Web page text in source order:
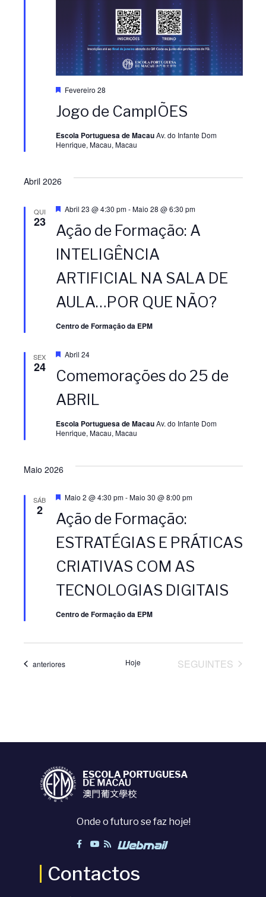
Jogo de CampIÕES
D
s
t
q
u
Fevereiro 28
Escola Portuguesa de MacauAv. do Infante Dom
Henrique, Macau, Macau
Abril 2026
QUI
23
Ação de Formação: A
INTELIGÊNCIA
ARTIFICIAL NA SALA DE
AULA…POR QUE NÃO?
D
s
t
q
e
Abril 23 @ 4:30 pm-Maio 28 @ 6:30 pm
Centro de Formação da EPM
SEX
24
Comemorações do 25 de
ABRIL
D
s
t
a
q
e
Abril 24
Escola Portuguesa de MacauAv. do Infante Dom
Henrique, Macau, Macau
Maio 2026
SÁB
2
Ação de Formação:
ESTRATÉGIAS E PRÁTICAS
CRIATIVAS COM AS
TECNOLOGIAS DIGITAIS
D
s
t
a
q
e
Maio 2 @ 4:30 pm-Maio 30 @ 8:00 pm
Centro de Formação da EPM
Eventos
anteriores Hoje EVENTOS
SEGUINTES
Onde o futuro se faz hoje!
Contactos